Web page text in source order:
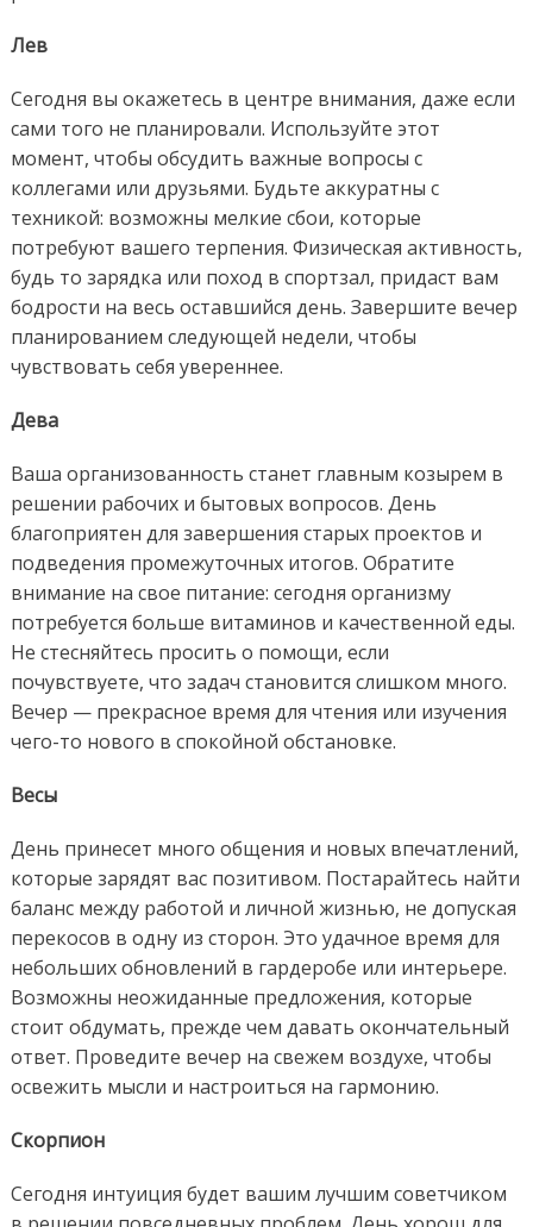
Лев
Сегодня вы окажетесь в центре внимания, даже если
сами того не планировали. Используйте этот
момент, чтобы обсудить важные вопросы с
коллегами или друзьями. Будьте аккуратны с
техникой: возможны мелкие сбои, которые
потребуют вашего терпения. Физическая активность,
будь то зарядка или поход в спортзал, придаст вам
бодрости на весь оставшийся день. Завершите вечер
планированием следующей недели, чтобы
чувствовать себя увереннее.
Дева
Ваша организованность станет главным козырем в
решении рабочих и бытовых вопросов. День
благоприятен для завершения старых проектов и
подведения промежуточных итогов. Обратите
внимание на свое питание: сегодня организму
потребуется больше витаминов и качественной еды.
Не стесняйтесь просить о помощи, если
почувствуете, что задач становится слишком много.
Вечер — прекрасное время для чтения или изучения
чего-то нового в спокойной обстановке.
Весы
День принесет много общения и новых впечатлений,
которые зарядят вас позитивом. Постарайтесь найти
баланс между работой и личной жизнью, не допуская
перекосов в одну из сторон. Это удачное время для
небольших обновлений в гардеробе или интерьере.
Возможны неожиданные предложения, которые
стоит обдумать, прежде чем давать окончательный
ответ. Проведите вечер на свежем воздухе, чтобы
освежить мысли и настроиться на гармонию.
Скорпион
Сегодня интуиция будет вашим лучшим советчиком